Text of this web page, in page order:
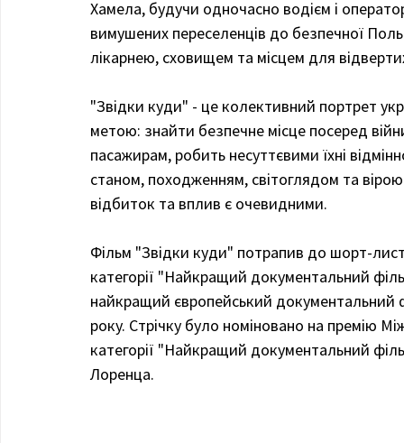
Хамела, будучи одночасно водієм і
вимушених переселенців до безпечної
лікарнею, сховищем та місцем для
"Звідки куди" - це колективний портрет
метою: знайти безпечне місце посеред
пасажирам, робить несуттєвими їхні
станом, походженням, світоглядом та
відбиток та вплив є очевидними.
Фільм "Звідки куди" потрапив до шорт-
категорії "Найкращий документальний
найкращий європейський документальний
року. Стрічку було номіновано на премію
категорії "Найкращий документальний
Лоренца.